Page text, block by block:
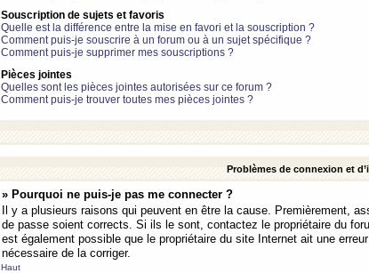
Souscription de sujets et favoris
Quelle est la différence entre la mise en favori et la souscription ?
Comment puis-je souscrire à un forum ou à un sujet spécifique ?
Comment puis-je supprimer mes souscriptions ?
Pièces jointes
Quelles sont les pièces jointes autorisées sur ce forum ?
Comment puis-je trouver toutes mes pièces jointes ?
Problèmes de connexion et
» Pourquoi ne puis-je pas me connecter ?
Il y a plusieurs raisons qui peuvent en être la cause. Premièrement,
de passe soient corrects. Si ils le sont, contactez le propriétaire du
est également possible que le propriétaire du site Internet ait une
nécessaire de la corriger.
Haut